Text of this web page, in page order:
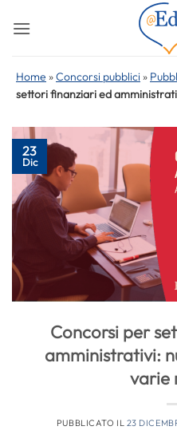
Home »Concorsi pubblici »
settori finanziari ed
23
Dic
Concorsi per
amministrativi:
varie
PUBBLICATO IL 23